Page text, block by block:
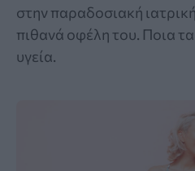
στην παραδοσιακή
πιθανά οφέλη του. Ποια
υγεία.